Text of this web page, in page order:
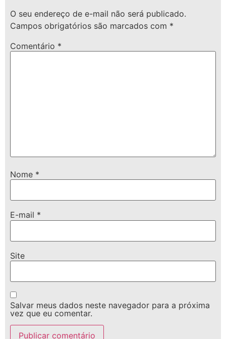
O seu endereço de e-mail não será publicado.
Campos obrigatórios são marcados com *
Comentário *
Nome *
E-mail *
Site
Salvar meus dados neste navegador para a próxima
vez que eu comentar.